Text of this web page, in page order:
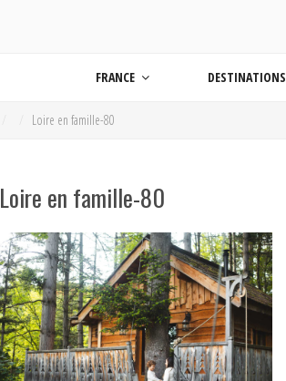
FRANCE DESTINATIONS
Loire en famille-80
Loire en famille-80